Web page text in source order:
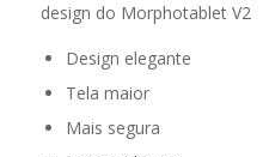
design do Morphotablet V2
Design elegante
Tela maior
Mais segura